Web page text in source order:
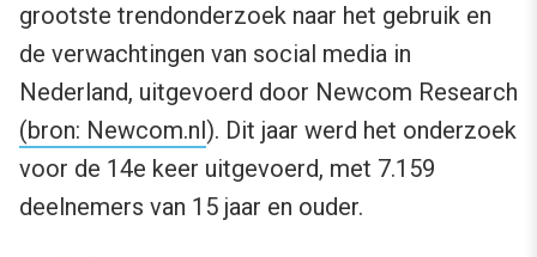
grootste trendonderzoek naar het gebruik en
de verwachtingen van social media in
Nederland, uitgevoerd door Newcom Research
(bron: Newcom.nl). Dit jaar werd het onderzoek
voor de 14e keer uitgevoerd, met 7.159
deelnemers van 15 jaar en ouder.